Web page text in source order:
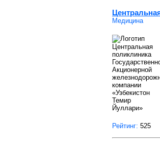
Медицина
Рейтинг: 525